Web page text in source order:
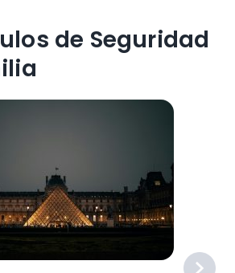
de Seguridad